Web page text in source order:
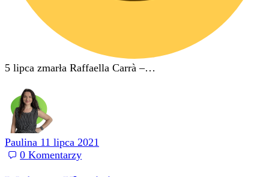
5 lipca zmarła Raffaella Carrà –…
Paulina 11 lipca 2021
0Komentarzy